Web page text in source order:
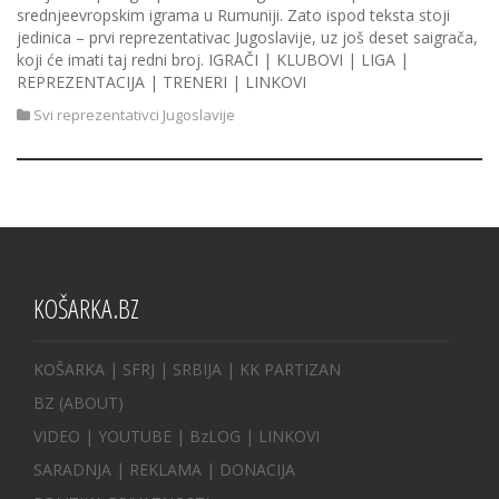
srednjeevropskim igrama u Rumuniji. Zato ispod teksta stoji
jedinica – prvi reprezentativac Jugoslavije, uz još deset saigrača,
koji će imati taj redni broj. IGRAČI | KLUBOVI | LIGA |
REPREZENTACIJA | TRENERI | LINKOVI
Svi reprezentativci Jugoslavije
KOŠARKA.BZ
KOŠARKA | SFRJ | SRBIJA | KK PARTIZAN
BZ (ABOUT)
VIDEO | YOUTUBE | BzLOG | LINKOVI
SARADNJA | REKLAMA | DONACIJA